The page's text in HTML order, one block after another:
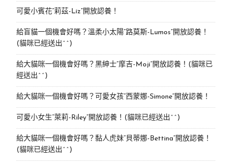
可愛小賓花“莉茲-Liz”開放認養！
給盲貓一個機會好嗎？溫柔小太陽“路莫斯-Lumos”開放認養！
(貓咪已經送出^^)
給大貓咪一個機會好嗎？黑紳士“摩吉-Moji”開放認養！(貓咪已
經送出^^)
給大貓咪一個機會好嗎？可愛女孩“西蒙娜-Simone“開放認養！
可愛小女生“萊莉-Riley”開放認養！(貓咪已經送出^^)
給大貓咪一個機會好嗎？黏人虎妹“貝蒂娜-Bettina”開放認養！
(貓咪已經送出^^)